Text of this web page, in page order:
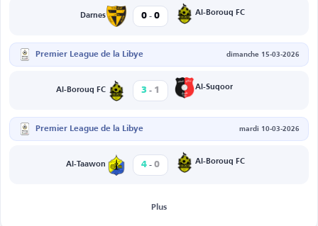
Darnes 0 - 0 Al-Borouq FC
Premier League de la Libye dimanche 15-03-2026
Al-Borouq FC 3 - 1 Al-Suqoor
Premier League de la Libye mardi 10-03-2026
Al-Taawon 4 - 0 Al-Borouq FC
Plus